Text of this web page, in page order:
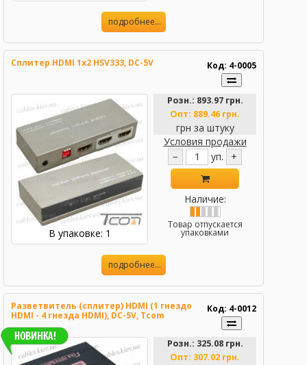
подробнее...
Сплитер HDMI 1x2 HSV333, DC-5V Код: 4-0005
В упаковке: 1
Розн.: 893.97 грн.
Опт: 889.46 грн.
грн за штуку
Условия продажи
−
уп. +
Наличие:
Товар отпускается
упаковками
подробнее...
Разветвитель (сплитер) HDMI (1 гнездо
HDMI - 4 гнезда HDMI), DC-5V, Tcom
Код: 4-0012
Розн.: 325.08 грн.
Опт: 307.02 грн.